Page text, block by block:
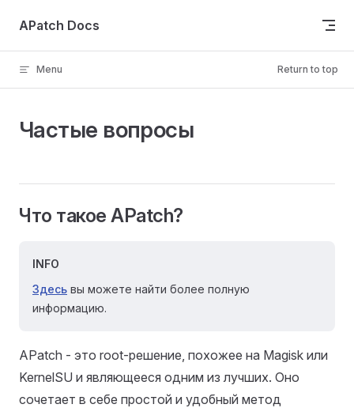
Skip to content
APatch Docs
Menu Return to top
Частые вопросы
Что такое APatch?
INFO
Здесь вы можете найти более полную
информацию.
APatch - это root-решение, похожее на Magisk или
KernelSU и являющееся одним из лучших. Оно
сочетает в себе простой и удобный метод